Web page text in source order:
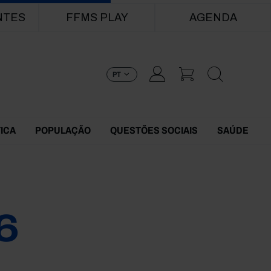
FFMS PLAY AGENDA
PT
POPULAÇÃO QUESTÕES SOCIAIS SAÚDE